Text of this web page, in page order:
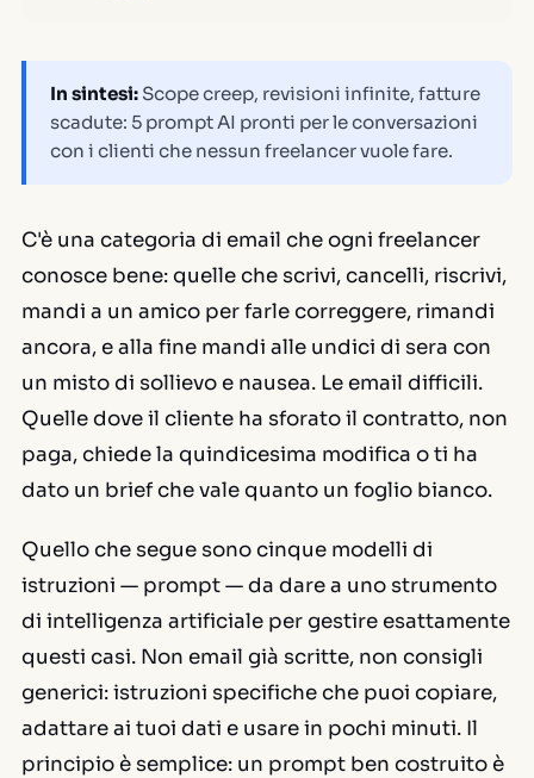
In sintesi: Scope creep, revisioni infinite, fatture
scadute: 5 prompt AI pronti per le conversazioni
con i clienti che nessun freelancer vuole fare.
C'è una categoria di email che ogni freelancer
conosce bene: quelle che scrivi, cancelli, riscrivi,
mandi a un amico per farle correggere, rimandi
ancora, e alla fine mandi alle undici di sera con
un misto di sollievo e nausea. Le email difficili.
Quelle dove il cliente ha sforato il contratto, non
paga, chiede la quindicesima modifica o ti ha
dato un brief che vale quanto un foglio bianco.
Quello che segue sono cinque modelli di
istruzioni — prompt — da dare a uno strumento
di intelligenza artificiale per gestire esattamente
questi casi. Non email già scritte, non consigli
generici: istruzioni specifiche che puoi copiare,
adattare ai tuoi dati e usare in pochi minuti. Il
principio è semplice: un prompt ben costruito è